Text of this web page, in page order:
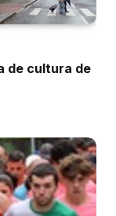
de cultura de